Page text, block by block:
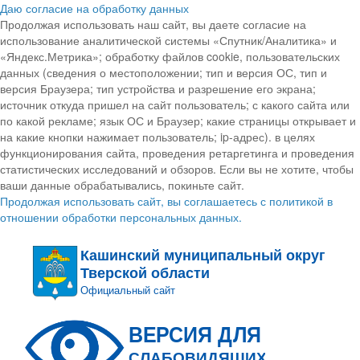
Даю согласие на обработку данных
Продолжая использовать наш сайт, вы даете согласие на
использование аналитической системы «Спутник/Аналитика» и
«Яндекс.Метрика»; обработку файлов cookie, пользовательских
данных (сведения о местоположении; тип и версия ОС, тип и
версия Браузера; тип устройства и разрешение его экрана;
источник откуда пришел на сайт пользователь; с какого сайта или
по какой рекламе; язык ОС и Браузер; какие страницы открывает и
на какие кнопки нажимает пользователь; ip-адрес). в целях
функционирования сайта, проведения ретаргетинга и проведения
статистических исследований и обзоров. Если вы не хотите, чтобы
ваши данные обрабатывались, покиньте сайт.
Продолжая использовать сайт, вы соглашаетесь с политикой в
отношении обработки персональных данных.